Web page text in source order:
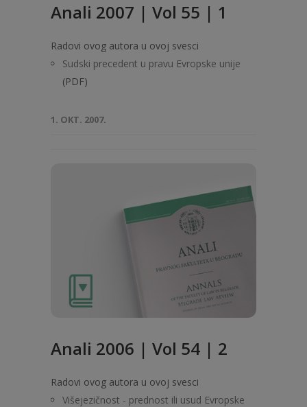
Anali 2007 | Vol 55 | 1
Radovi ovog autora u ovoj svesci
Sudski precedent u pravu Evropske unije
(PDF)
1. OKT. 2007.
Anali 2006 | Vol 54 | 2
Radovi ovog autora u ovoj svesci
Višejezičnost - prednost ili usud Evropske